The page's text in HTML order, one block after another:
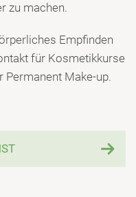
zu machen.
Empfinden
für Kosmetikkurse
Permanent Make-up.